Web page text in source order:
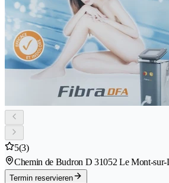
5(3)
Chemin de Budron D 31052 Le Mont-sur-
Termin reservieren